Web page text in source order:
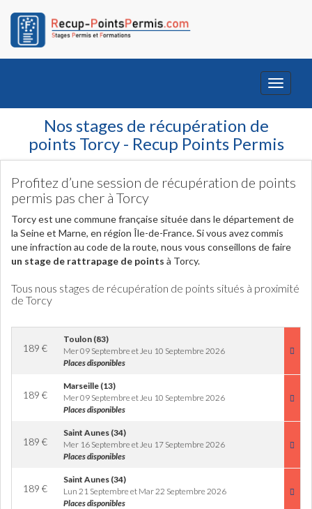
Toggle
Nos stages de récupération de
points Torcy - Recup Points Permis
Profitez d’une session de récupération de points
permis pas cher à Torcy
Torcy est une commune française située dans le département de
la Seine et Marne, en région Île-de-France. Si vous avez commis
une infraction au code de la route, nous vous conseillons de faire
un stage de rattrapage de points à Torcy.
Tous nous stages de récupération de points situés à proximité
de Torcy
189 €
Toulon (83)
Mer 09 Septembre et Jeu 10 Septembre 2026
Places disponibles
189 €
Marseille (13)
Mer 09 Septembre et Jeu 10 Septembre 2026
Places disponibles
189 €
Saint Aunes (34)
Mer 16 Septembre et Jeu 17 Septembre 2026
Places disponibles
189 €
Saint Aunes (34)
Lun 21 Septembre et Mar 22 Septembre 2026
Places disponibles